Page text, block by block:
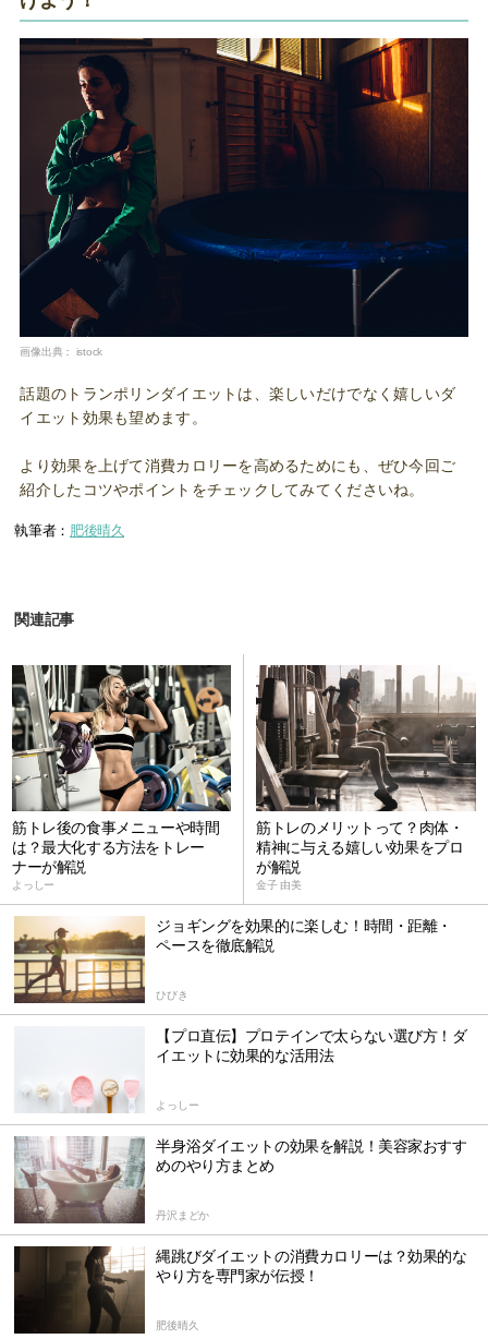
画像出典： istock
話題のトランポリンダイエットは、楽しいだけでなく嬉しいダ
イエット効果も望めます。
より効果を上げて消費カロリーを高めるためにも、ぜひ今回ご
紹介したコツやポイントをチェックしてみてくださいね。
執筆者： 肥後晴久
関連記事
筋トレ後の食事メニューや時間
は？最大化する方法をトレー
ナーが解説
よっしー
筋トレのメリットって？肉体・
精神に与える嬉しい効果をプロ
が解説
金子 由美
ジョギングを効果的に楽しむ！時間・距離・
ペースを徹底解説
ひびき
【プロ直伝】プロテインで太らない選び方！ダ
イエットに効果的な活用法
よっしー
半身浴ダイエットの効果を解説！美容家おすす
めのやり方まとめ
丹沢まどか
縄跳びダイエットの消費カロリーは？効果的な
やり方を専門家が伝授！
肥後晴久